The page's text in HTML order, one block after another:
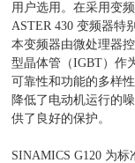
用户选用。在采用变
ASTER 430 变频器特
本变频器由微处理器
型晶体管（IGBT）作
可靠性和功能的多样
降低了电动机运行的
供了良好的保护。
SINAMICS G120 为